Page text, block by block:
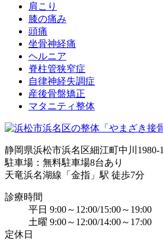
肩こり
膝の痛み
頭痛
坐骨神経痛
ヘルニア
脊柱管狭窄症
自律神経失調症
産後骨盤矯正
マタニティ整体
静岡県浜松市浜名区細江町中川1980-1
駐車場：無料駐車場8台あり
天竜浜名湖線「金指」駅 徒歩7分
診療時間
平日 9:00～12:00/15:00～19:00
土曜 9:00～12:00/14:00～17:00
定休日